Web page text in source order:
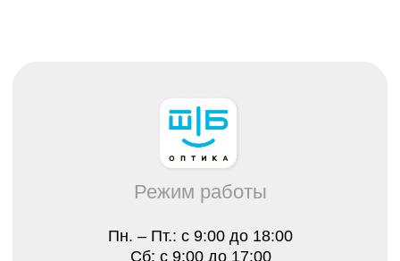
Лицензии
Контакты
Оплата, гарантия и доставка